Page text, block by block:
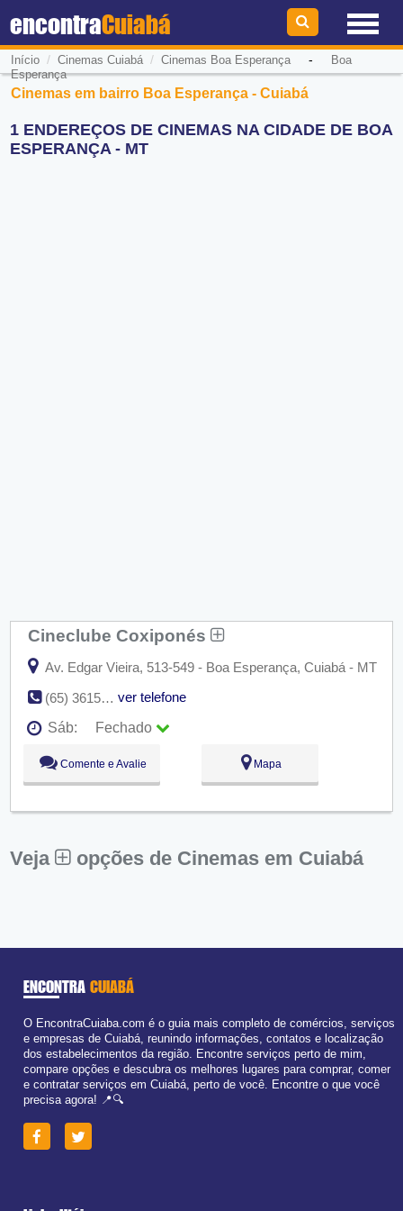
encontraCuiabá
Início / Cinemas Cuiabá/ Cinemas Boa Esperança-
Boa
Esperança
Cinemas em bairro Boa Esperança - Cuiabá
1 ENDEREÇOS DE CINEMAS NA CIDADE DE BOA
ESPERANÇA - MT
Cineclube Coxiponés
Av. Edgar Vieira, 513-549 - Boa Esperança, Cuiabá - MT
(65) 3615-8377
ver telefone
Sáb:
Fechado
Seg:
Ter:
09:00 - 18:00
Qua:
09:00 - 18:00
Sex:
09:00 - 18:00
Dom:
Fechado
Comente e Avalie Mapa
Veja opções de Cinemas em Cuiabá
ENCONTRA CUIABÁ
O EncontraCuiaba.com é o guia mais completo de comércios, serviços
e empresas de Cuiabá, reunindo informações, contatos e localização
dos estabelecimentos da região. Encontre serviços perto de mim,
compare opções e descubra os melhores lugares para comprar, comer
e contratar serviços em Cuiabá, perto de você. Encontre o que você
precisa agora! 📍🔍